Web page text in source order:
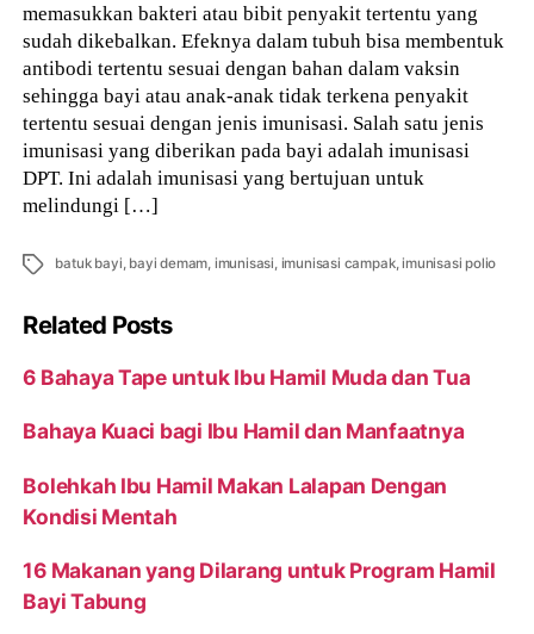
memasukkan bakteri atau bibit penyakit tertentu yang
sudah dikebalkan. Efeknya dalam tubuh bisa membentuk
antibodi tertentu sesuai dengan bahan dalam vaksin
sehingga bayi atau anak-anak tidak terkena penyakit
tertentu sesuai dengan jenis imunisasi. Salah satu jenis
imunisasi yang diberikan pada bayi adalah imunisasi
DPT. Ini adalah imunisasi yang bertujuan untuk
melindungi […]
Tags batuk bayi, bayi demam, imunisasi, imunisasi campak, imunisasi polio
Related Posts
6 Bahaya Tape untuk Ibu Hamil Muda dan Tua
Bahaya Kuaci bagi Ibu Hamil dan Manfaatnya
Bolehkah Ibu Hamil Makan Lalapan Dengan
Kondisi Mentah
16 Makanan yang Dilarang untuk Program Hamil
Bayi Tabung